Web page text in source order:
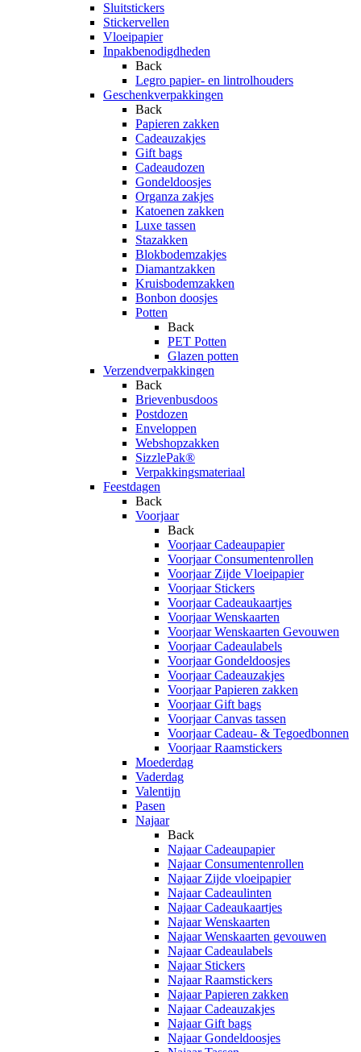
Sluitstickers
Stickervellen
Vloeipapier
Inpakbenodigdheden
Back
Legro papier- en lintrolhouders
Geschenkverpakkingen
Back
Papieren zakken
Cadeauzakjes
Gift bags
Cadeaudozen
Gondeldoosjes
Organza zakjes
Katoenen zakken
Luxe tassen
Stazakken
Blokbodemzakjes
Diamantzakken
Kruisbodemzakken
Bonbon doosjes
Potten
Back
PET Potten
Glazen potten
Verzendverpakkingen
Back
Brievenbusdoos
Postdozen
Enveloppen
Webshopzakken
SizzlePak®
Verpakkingsmateriaal
Feestdagen
Back
Voorjaar
Back
Voorjaar Cadeaupapier
Voorjaar Consumentenrollen
Voorjaar Zijde Vloeipapier
Voorjaar Stickers
Voorjaar Cadeaukaartjes
Voorjaar Wenskaarten
Voorjaar Wenskaarten Gevouwen
Voorjaar Cadeaulabels
Voorjaar Gondeldoosjes
Voorjaar Cadeauzakjes
Voorjaar Papieren zakken
Voorjaar Gift bags
Voorjaar Canvas tassen
Voorjaar Cadeau- & Tegoedbonnen
Voorjaar Raamstickers
Moederdag
Vaderdag
Valentijn
Pasen
Najaar
Back
Najaar Cadeaupapier
Najaar Consumentenrollen
Najaar Zijde vloeipapier
Najaar Cadeaulinten
Najaar Cadeaukaartjes
Najaar Wenskaarten
Najaar Wenskaarten gevouwen
Najaar Cadeaulabels
Najaar Stickers
Najaar Raamstickers
Najaar Papieren zakken
Najaar Cadeauzakjes
Najaar Gift bags
Najaar Gondeldoosjes